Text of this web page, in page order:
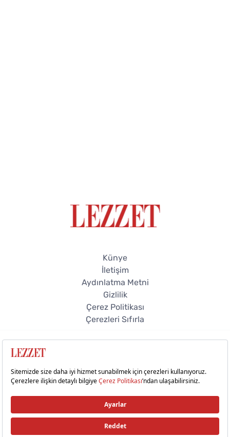
Künye
İletişim
Aydınlatma Metni
Gizlilik
Çerez Politikası
Çerezleri Sıfırla
© 2026 Lezzet Online. Tüm hakları saklıdır.